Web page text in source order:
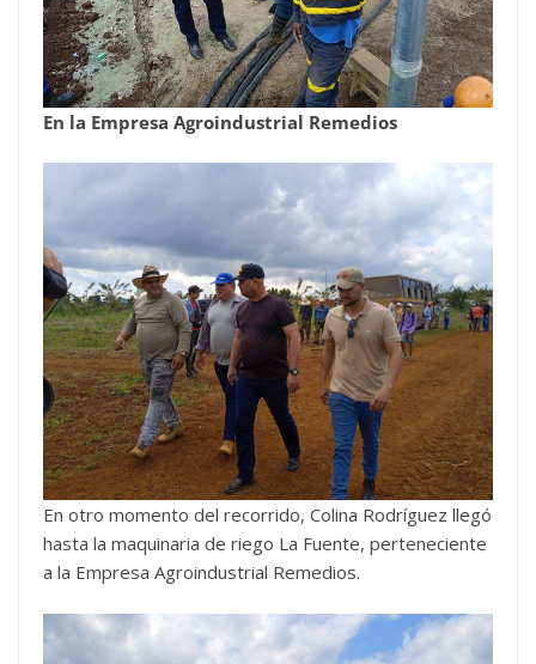
En la Empresa Agroindustrial Remedios
En otro momento del recorrido, Colina Rodríguez llegó
hasta la maquinaria de riego La Fuente, perteneciente
a la Empresa Agroindustrial Remedios.